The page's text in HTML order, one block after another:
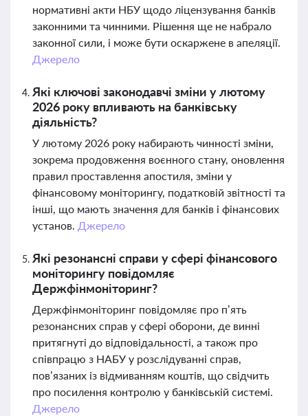
нормативні акти НБУ щодо ліцензування банків
законними та чинними. Рішення ще не набрало
законної сили, і може бути оскаржене в апеляції.
Джерело
Які ключові законодавчі зміни у лютому
2026 року впливають на банківську
діяльність?
У лютому 2026 року набирають чинності зміни,
зокрема продовження воєнного стану, оновлення
правил проставлення апостиля, зміни у
фінансовому моніторингу, податковій звітності та
інші, що мають значення для банків і фінансових
установ. Джерело
Які резонансні справи у сфері фінансового
моніторингу повідомляє
Держфінмоніторинг?
Держфінмоніторинг повідомляє про п’ять
резонансних справ у сфері оборони, де винні
притягнуті до відповідальності, а також про
співпрацю з НАБУ у розслідуванні справ,
пов’язаних із відмиванням коштів, що свідчить
про посилення контролю у банківській системі.
Джерело